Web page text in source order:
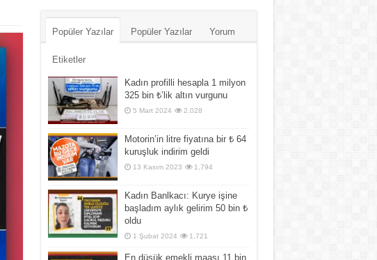
Popüler Yazılar Popüler Yazılar Yorum
Etiketler
Kadın profilli hesapla 1 milyon
325 bin ₺’lik altın vurgunu
5 Mart 2024 2,028
Motorin’in litre fiyatına bir ₺ 64
kuruşluk indirim geldi
13 Kasım 2023 1,794
Kadın Banlkacı: Kurye işine
başladım aylık gelirim 50 bin ₺
oldu
1 Şubat 2024 1,721
En düşük emekli maaşı 11 bin